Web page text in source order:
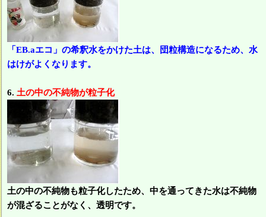
「EB.aエコ」の希釈水をかけた土は、団粒構造になるため、水
はけがよくなります。
6. 土の中の不純物が粒子化
土の中の不純物も粒子化したため、中を通ってきた水は不純物
が混ざることがなく、透明です。